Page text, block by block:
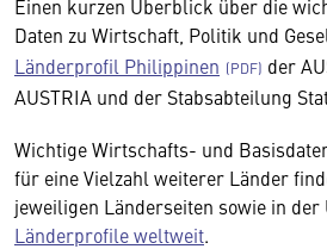
Einen kurzen Überblick über die
Daten zu Wirtschaft, Politik und
Länderprofil Philippinen
der
AUSTRIA und der Stabsabteilung
Wichtige Wirtschafts- und
für eine Vielzahl weiterer Länder
jeweiligen Länderseiten sowie in
Länderprofile weltweit.